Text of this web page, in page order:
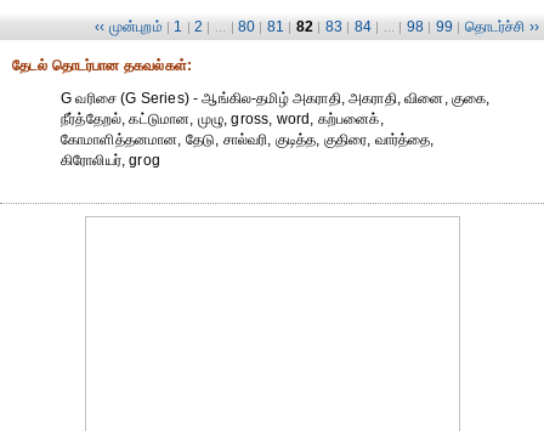
‹‹ முன்புறம் | 1 | 2 | ... | 80 | 81 | 82 | 83 | 84 | ... | 98 | 99 | தொடர்ச்சி ››
தேட‌ல் தொட‌ர்பான தகவ‌ல்க‌ள்:
G வரிசை (G Series) - ஆங்கில-தமிழ் அகராதி, அகராதி, வினை, குகை,
நீர்த்தேறல், கட்டுமான, முழு, gross, word, கற்பனைக்,
கோமாளித்தனமான, தேடு, சால்வரி, குடித்த, குதிரை, வார்த்தை,
கிரோலியர், grog